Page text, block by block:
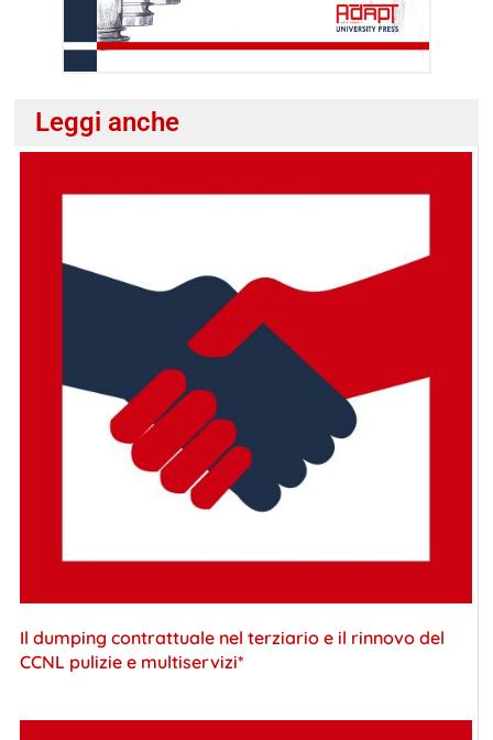
Leggi anche
Il dumping contrattuale nel terziario e il rinnovo del
CCNL pulizie e multiservizi*